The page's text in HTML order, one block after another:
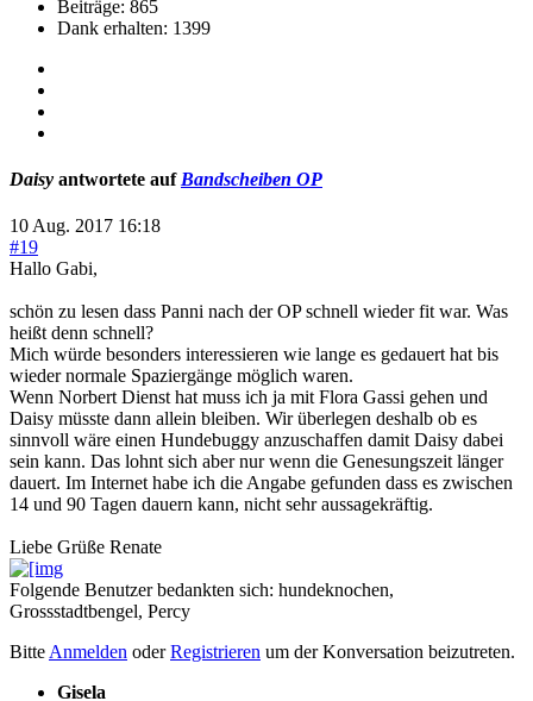
Beiträge: 865
Dank erhalten: 1399
Daisy antwortete auf Bandscheiben OP
10 Aug. 2017 16:18
#19
Hallo Gabi,
schön zu lesen dass Panni nach der OP schnell wieder fit war. Was
heißt denn schnell?
Mich würde besonders interessieren wie lange es gedauert hat bis
wieder normale Spaziergänge möglich waren.
Wenn Norbert Dienst hat muss ich ja mit Flora Gassi gehen und
Daisy müsste dann allein bleiben. Wir überlegen deshalb ob es
sinnvoll wäre einen Hundebuggy anzuschaffen damit Daisy dabei
sein kann. Das lohnt sich aber nur wenn die Genesungszeit länger
dauert. Im Internet habe ich die Angabe gefunden dass es zwischen
14 und 90 Tagen dauern kann, nicht sehr aussagekräftig.
Liebe Grüße Renate
Folgende Benutzer bedankten sich: hundeknochen,
Grossstadtbengel, Percy
BitteAnmelden oderRegistrieren um der Konversation beizutreten.
Gisela